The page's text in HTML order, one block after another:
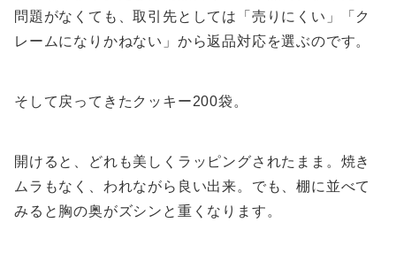
問題がなくても、取引先としては「売りにくい」「ク
レームになりかねない」から返品対応を選ぶのです。
そして戻ってきたクッキー200袋。
開けると、どれも美しくラッピングされたまま。焼き
ムラもなく、われながら良い出来。でも、棚に並べて
みると胸の奥がズシンと重くなります。